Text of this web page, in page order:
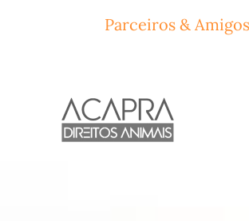
Parceiros &